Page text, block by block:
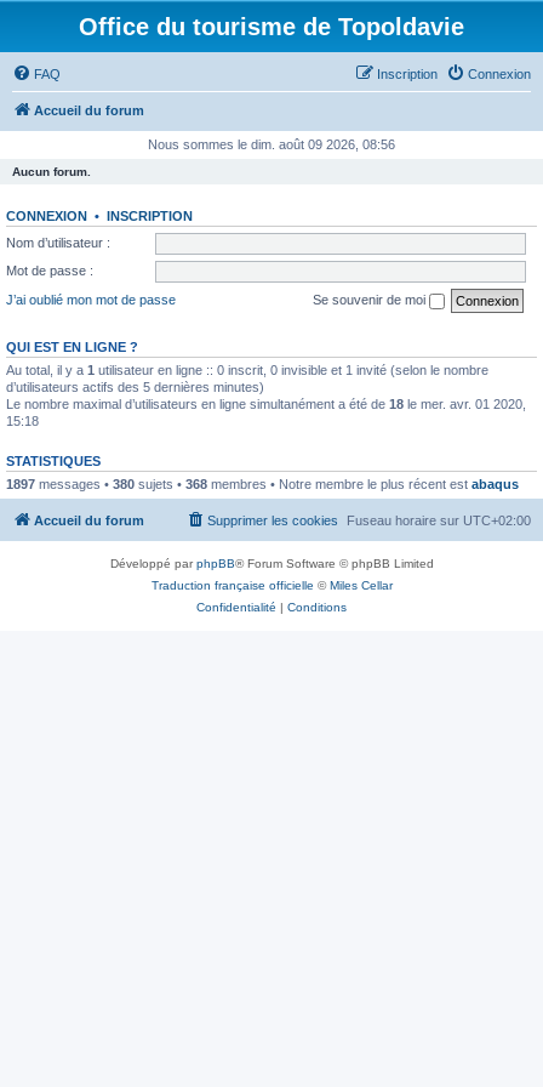
Office du tourisme de Topoldavie
FAQ Connexion
Inscription
Accueil du forum
Nous sommes le dim. août 09 2026, 08:56
Aucun forum.
CONNEXION • INSCRIPTION
Nom d’utilisateur :
Mot de passe :
J’ai oublié mon mot de passe
Se souvenir de moi
QUI EST EN LIGNE ?
Au total, il y a 1 utilisateur en ligne :: 0 inscrit, 0 invisible et 1 invité (selon le nombre
d’utilisateurs actifs des 5 dernières minutes)
Le nombre maximal d’utilisateurs en ligne simultanément a été de 18 le mer. avr. 01 2020,
15:18
STATISTIQUES
1897 messages • 380 sujets • 368 membres • Notre membre le plus récent est abaqus
Accueil du forum Fuseau horaire sur UTC+02:00
Supprimer les cookies
Développé parphpBB® Forum Software © phpBB Limited
Traduction française officielle ©Miles Cellar
Confidentialité | Conditions